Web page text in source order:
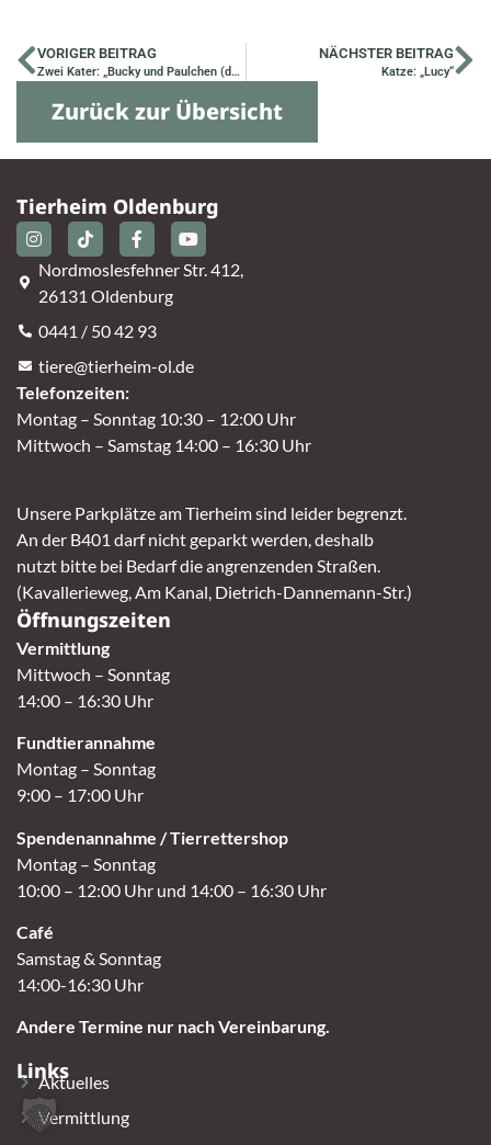
VORIGER BEITRAG
Zwei Kater: „Bucky und Paulchen (damals Eddy)“
NÄCHSTER BEITRAG
Katze: „Lucy“
Zurück zur Übersicht
Tierheim Oldenburg
Nordmoslesfehner Str. 412,
26131 Oldenburg
0441 / 50 42 93
tiere@tierheim-ol.de
Telefonzeiten:
Montag – Sonntag 10:30 – 12:00 Uhr
Mittwoch – Samstag 14:00 – 16:30 Uhr
Unsere Parkplätze am Tierheim sind leider begrenzt.
An der B401 darf nicht geparkt werden, deshalb
nutzt bitte bei Bedarf die angrenzenden Straßen.
(Kavallerieweg, Am Kanal, Dietrich-Dannemann-Str.)
Öffnungszeiten
Vermittlung
Mittwoch – Sonntag
14:00 – 16:30 Uhr
Fundtierannahme
Montag – Sonntag
9:00 – 17:00 Uhr
Spendenannahme / Tierrettershop
Montag – Sonntag
10:00 – 12:00 Uhr und 14:00 – 16:30 Uhr
Café
Samstag & Sonntag
14:00-16:30 Uhr
Andere Termine nur nach Vereinbarung.
Links
Aktuelles
Vermittlung